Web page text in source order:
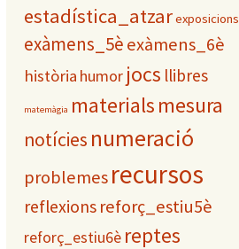
estadística_atzarexposicions
exàmens_5èexàmens_6è
història humor jocs llibres
matemàgia materialsmesura
notícies numeració
problemesrecursos
reflexions reforç_estiu5è
reforç_estiu6è reptes